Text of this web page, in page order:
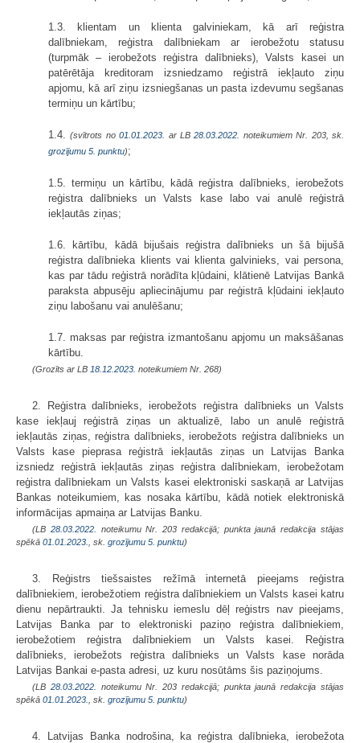
1.3. klientam un klienta galviniekam, kā arī reģistra
dalībniekam, reģistra dalībniekam ar ierobežotu statusu
(turpmāk – ierobežots reģistra dalībnieks), Valsts kasei un
patērētāja kreditoram izsniedzamo reģistrā iekļauto ziņu
apjomu, kā arī ziņu izsniegšanas un pasta izdevumu segšanas
termiņu un kārtību;
1.4.(svītrots no01.01.2023. ar LB28.03.2022.
noteikumiem Nr. 203, sk.
grozījumu 5. punktu);
1.5. termiņu un kārtību, kādā reģistra dalībnieks, ierobežots
reģistra dalībnieks un Valsts kase labo vai anulē reģistrā
iekļautās ziņas;
1.6. kārtību, kādā bijušais reģistra dalībnieks un šā bijušā
reģistra dalībnieka klients vai klienta galvinieks, vai persona,
kas par tādu reģistrā norādīta kļūdaini, klātienē Latvijas Bankā
paraksta abpusēju apliecinājumu par reģistrā kļūdaini iekļauto
ziņu labošanu vai anulēšanu;
1.7. maksas par reģistra izmantošanu apjomu un maksāšanas
kārtību.
(Grozīts ar LB 18.12.2023. noteikumiem Nr. 268)
2. Reģistra dalībnieks, ierobežots reģistra dalībnieks un Valsts
kase iekļauj reģistrā ziņas un aktualizē, labo un anulē reģistrā
iekļautās ziņas, reģistra dalībnieks, ierobežots reģistra dalībnieks un
Valsts kase pieprasa reģistrā iekļautās ziņas un Latvijas Banka
izsniedz reģistrā iekļautās ziņas reģistra dalībniekam, ierobežotam
reģistra dalībniekam un Valsts kasei elektroniski saskaņā ar Latvijas
Bankas noteikumiem, kas nosaka kārtību, kādā notiek elektroniskā
informācijas apmaiņa ar Latvijas Banku.
(LB 28.03.2022.
noteikumu Nr. 203 redakcijā; punkta jaunā redakcija stājas
spēkā 01.01.2023. , sk. grozījumu 5. punktu)
3. Reģistrs tiešsaistes režīmā internetā pieejams reģistra
dalībniekiem, ierobežotiem reģistra dalībniekiem un Valsts kasei katru
dienu nepārtraukti. Ja tehnisku iemeslu dēļ reģistrs nav pieejams,
Latvijas Banka par to elektroniski paziņo reģistra dalībniekiem,
ierobežotiem reģistra dalībniekiem un Valsts kasei. Reģistra
dalībnieks, ierobežots reģistra dalībnieks un Valsts kase norāda
Latvijas Bankai e-pasta adresi, uz kuru nosūtāms šis paziņojums.
(LB 28.03.2022.
noteikumu Nr. 203 redakcijā; punkta jaunā redakcija stājas
spēkā 01.01.2023. , sk. grozījumu 5. punktu)
4. Latvijas Banka nodrošina, ka reģistra dalībnieka, ierobežota